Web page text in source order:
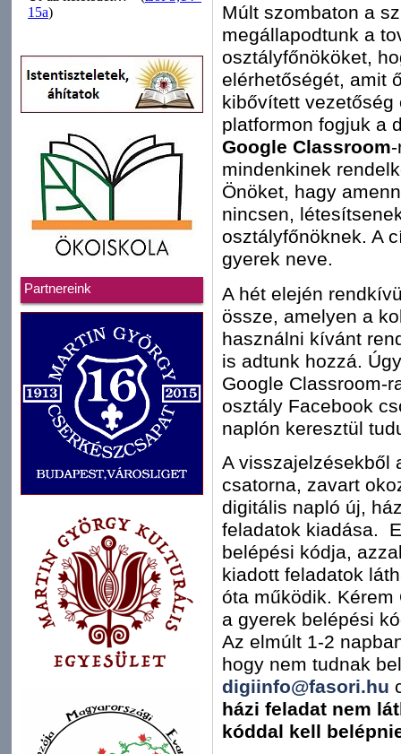
Partnereink
Múlt szombaton a
megállapodtunk a
osztályfőnököket,
elérhetőségét, amit
kibővített
platformon fogjuk a
Google Classroom
mindenkinek
Önöket, hagy
nincsen,
osztályfőnöknek. A
gyerek neve.
A hét elején
össze, amelyen a
használni kívánt
is adtunk hozzá.
Google Classroom-
osztály Facebook
naplón keresztül
A visszajelzésekből
csatorna, zavart
digitális napló új,
feladatok kiadása.
belépési kódja,
kiadott feladatok
óta működik.
a gyerek belépési
Az elmúlt 1-2
hogy nem tudnak
digiinfo@fasori.hu
házi feladat nem
kóddal kell